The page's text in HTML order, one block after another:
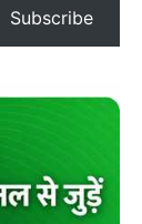
Subscribe